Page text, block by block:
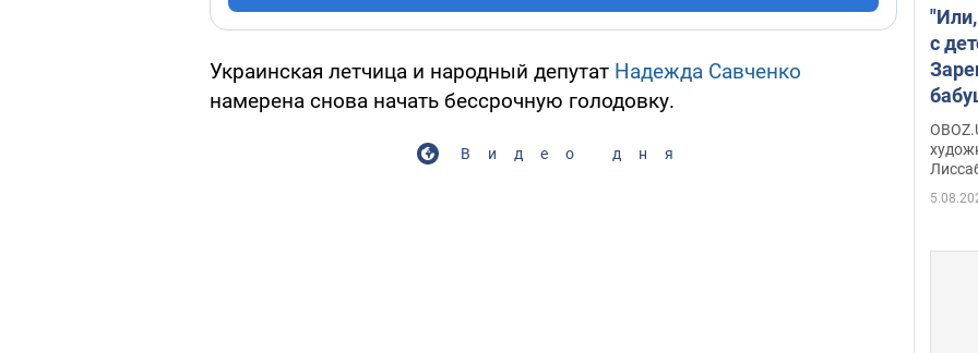
Украинская летчица и народный депутат Надежда Савченко
намерена снова начать бессрочную голодовку.
Видео дня
с
сына